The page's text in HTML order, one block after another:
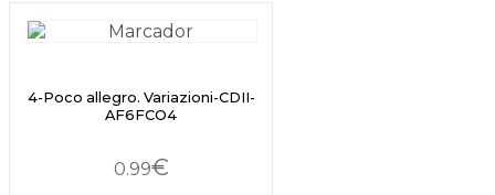
4-Poco allegro. Variazioni-CDII-
AF6FCO4
0.99€